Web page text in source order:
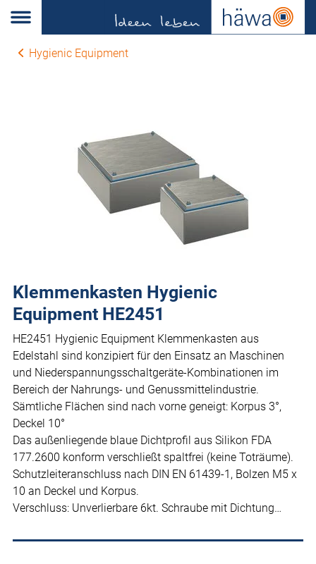
Hygienic Equipment
Klemmenkasten Hygienic
Equipment HE2451
HE2451 Hygienic Equipment Klemmenkasten aus
Edelstahl sind konzipiert für den Einsatz an Maschinen
und Niederspannungsschaltgeräte-Kombinationen im
Bereich der Nahrungs- und Genussmittelindustrie.
Sämtliche Flächen sind nach vorne geneigt: Korpus 3°,
Deckel 10°
Das außenliegende blaue Dichtprofil aus Silikon FDA
177.2600 konform verschließt spaltfrei (keine Toträume).
Schutzleiteranschluss nach DIN EN 61439-1, Bolzen M5 x
10 an Deckel und Korpus.
Verschluss: Unverlierbare 6kt. Schraube mit Dichtung…